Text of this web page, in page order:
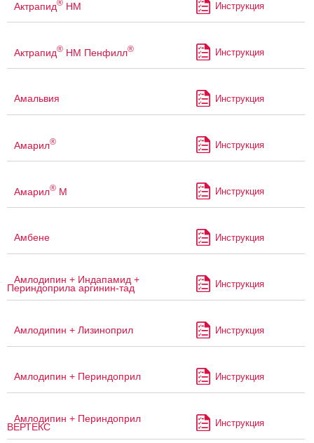
Актрапид® НМ Инструкция
Актрапид® НМ Пенфилл® Инструкция
Амальвия Инструкция
Амарил® Инструкция
Амарил® М Инструкция
Амбене Инструкция
Амлодипин + Индапамид +
Периндоприла аргинин-тад Инструкция
Амлодипин + Лизиноприл Инструкция
Амлодипин + Периндоприл Инструкция
Амлодипин + Периндоприл
ВЕРТЕКС Инструкция